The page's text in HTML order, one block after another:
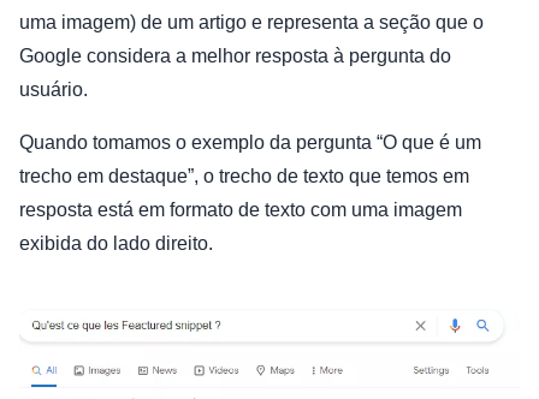
uma imagem) de um artigo e representa a seção que o
Google considera a melhor resposta à pergunta do
usuário.
Quando tomamos o exemplo da pergunta “O que é um
trecho em destaque”, o trecho de texto que temos em
resposta está em formato de texto com uma imagem
exibida do lado direito.